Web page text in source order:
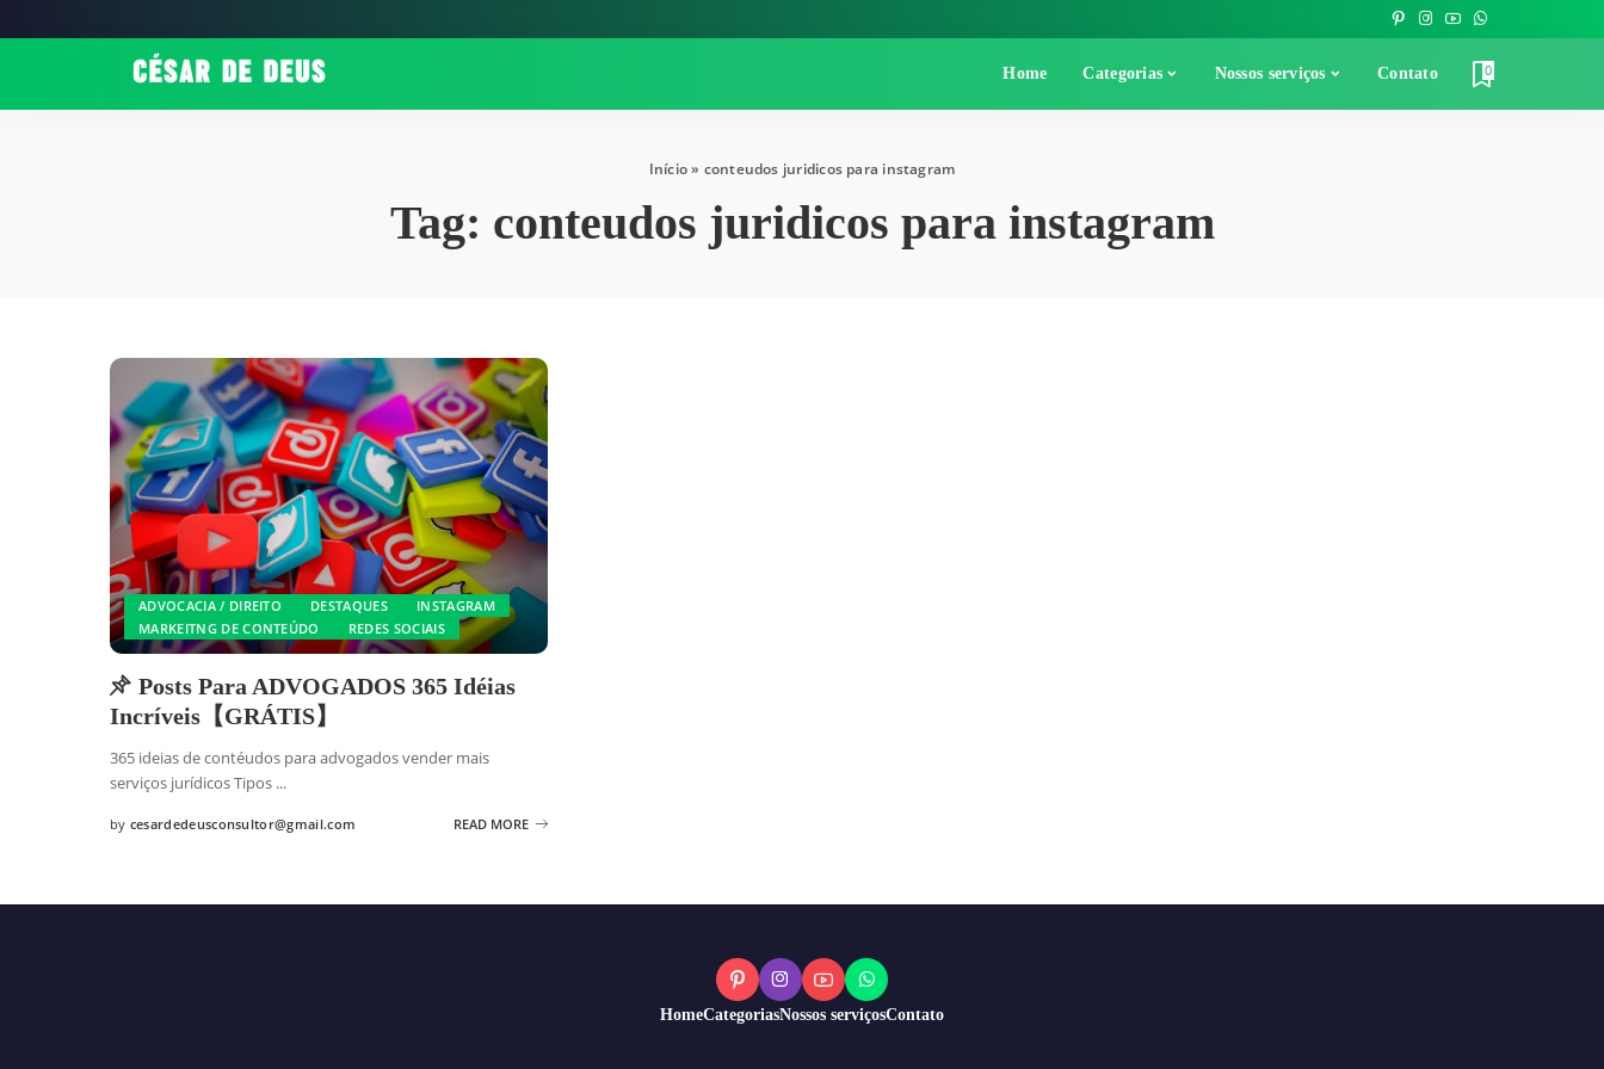
Home Categorias Nossos serviços Contato 0
Início» conteudos juridicos para instagram
Tag: conteudos juridicos para instagram
ADVOCACIA / DIREITO DESTAQUES
INSTAGRAM
MARKEITNG DE CONTEÚDO
REDES SOCIAIS
Posts Para ADVOGADOS 365 Idéias
Incríveis【GRÁTIS】
365 ideias de contéudos para advogados vender mais
serviços jurídicos Tipos ...
by cesardedeusconsultor@gmail.com READ MORE
HomeCategoriasNossos serviçosContato